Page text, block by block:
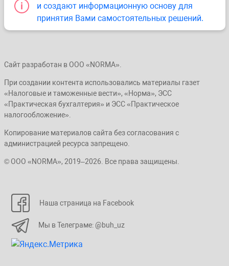
и создают информационную основу для
принятия Вами самостоятельных решений.
Сайт разработан в ООО «NORMA».
При создании контента использовались материалы газет
«Налоговые и таможенные вести», «Норма», ЭСС
«Практическая бухгалтерия» и ЭСС «Практическое
налогообложение».
Копирование материалов сайта без согласования с
администрацией ресурса запрещено.
© ООО «NORMA», 2019–2026. Все права защищены.
Наша страница на Facebook
Мы в Телеграме: @buh_uz